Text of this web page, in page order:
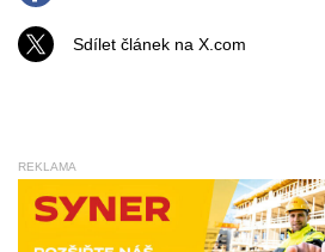
Sdílet článek na X.com
REKLAMA